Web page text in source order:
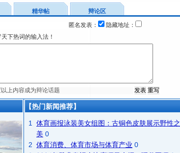
精华帖
辩论区
匿名发表：
隐藏地址：
下热词的输入法！
【热门新闻推荐】
1
体育画报泳装美女组图：古铜色皮肤展示野性之
美 0
2 体育消费、体育市场与体育产业 0